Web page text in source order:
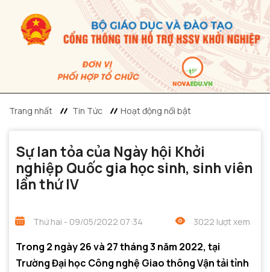
Trang nhất Tin Tức Hoạt động nổi bật
Sự lan tỏa của Ngày hội Khởi
nghiệp Quốc gia học sinh, sinh viên
lần thứ IV
Thứ hai - 09/05/2022 07:34 3022 lượt xem
Trong 2 ngày 26 và 27 tháng 3 năm 2022, tại
Trường Đại học Công nghệ Giao thông Vận tải tỉnh